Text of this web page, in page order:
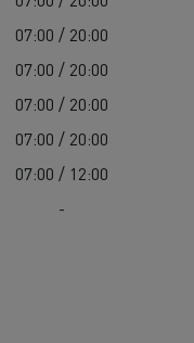
07:00 / 20:00
07:00 / 20:00
07:00 / 20:00
07:00 / 20:00
07:00 / 12:00
-